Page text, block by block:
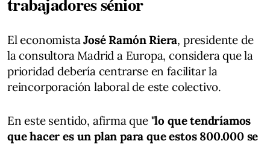
El economistaJosé Ramón Riera, presidente de
la consultora Madrid a Europa, considera que la
prioridad debería centrarse en facilitar la
reincorporación laboral de este colectivo.
En este sentido, afirma que "lo que tendríamos
que hacer es un plan para que estos 800.000 se